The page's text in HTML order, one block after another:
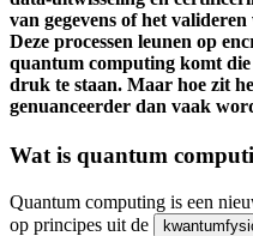
van gegevens of het
Deze processen leunen op
quantum computing komt
druk te staan. Maar hoe zit
genuanceerder dan vaak
Wat is quantum
Quantum computing is een
op principes uit de